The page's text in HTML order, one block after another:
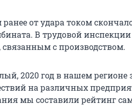
от удара током
В трудовой
связанным с производством.
2020 год в нашем регионе
на различных
мы составили рейтинг